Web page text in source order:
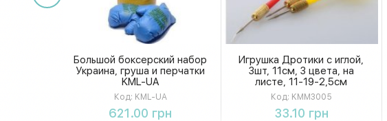
Большой боксерский набор
Украина, груша и перчатки
KML-UA
Код: KML-UA
621.00 грн
Купить
Игрушка Дротики с иглой,
3шт, 11см, 3 цвета, на
листе, 11-19-2,5см
KMM3005
Код: KMM3005
33.10 грн
Купить